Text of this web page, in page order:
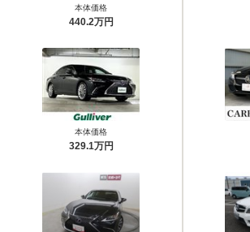
本体価格
440.2万円
本体価格
329.1万円